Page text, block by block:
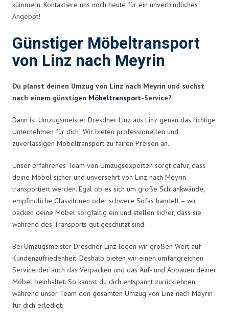
kümmern. Kontaktiere uns noch heute für ein unverbindliches
Angebot!
Günstiger Möbeltransport
von Linz nach Meyrin
Du planst deinen Umzug von Linz nach Meyrin und suchst
nach einem günstigen Möbeltransport-Service?
Dann ist Umzugsmeister Dresdner Linz aus Linz genau das richtige
Unternehmen für dich! Wir bieten professionellen und
zuverlässigen Möbeltransport zu fairen Preisen an.
Unser erfahrenes Team von Umzugsexperten sorgt dafür, dass
deine Möbel sicher und unversehrt von Linz nach Meyrin
transportiert werden. Egal ob es sich um große Schrankwände,
empfindliche Glasvitrinen oder schwere Sofas handelt – wir
packen deine Möbel sorgfältig ein und stellen sicher, dass sie
während des Transports gut geschützt sind.
Bei Umzugsmeister Dresdner Linz legen wir großen Wert auf
Kundenzufriedenheit. Deshalb bieten wir einen umfangreichen
Service, der auch das Verpacken und das Auf- und Abbauen deiner
Möbel beinhaltet. So kannst du dich entspannt zurücklehnen,
während unser Team den gesamten Umzug von Linz nach Meyrin
für dich erledigt.